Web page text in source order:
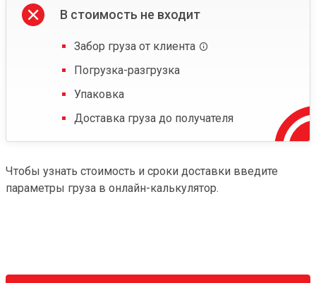
В стоимость не входит
Забор груза от клиента
Погрузка-разгрузка
Упаковка
Доставка груза до получателя
Чтобы узнать стоимость и сроки доставки введите
параметры груза в онлайн-калькулятор.